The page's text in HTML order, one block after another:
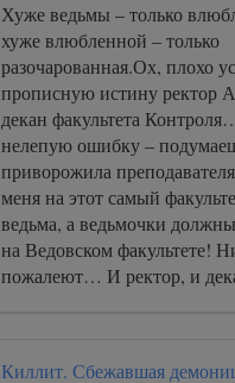
Хуже ведьмы – только
хуже влюбленной – только
разочарованная.Ох, плохо
прописную истину ректор
декан факультета
нелепую ошибку –
приворожила
меня на этот самый
ведьма, а ведьмочки
на Ведовском факультете!
пожалеют… И ректор, и
Киллит. Сбежавшая